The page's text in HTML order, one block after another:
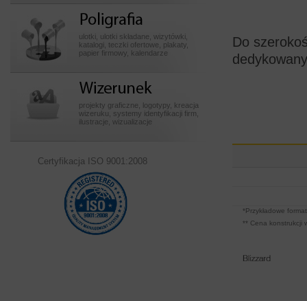
Poligrafia
ulotki, ulotki składane, wizytówki,
katalogi, teczki ofertowe, plakaty,
papier firmowy, kalendarze
Wizerunek
projekty graficzne, logotypy, kreacja
wizeruku, systemy identyfikacji firm,
ilustracje, wizualizacje
Certyfikacja ISO 9001:2008
Do
*Przykładowe
** Cena konstrukcji